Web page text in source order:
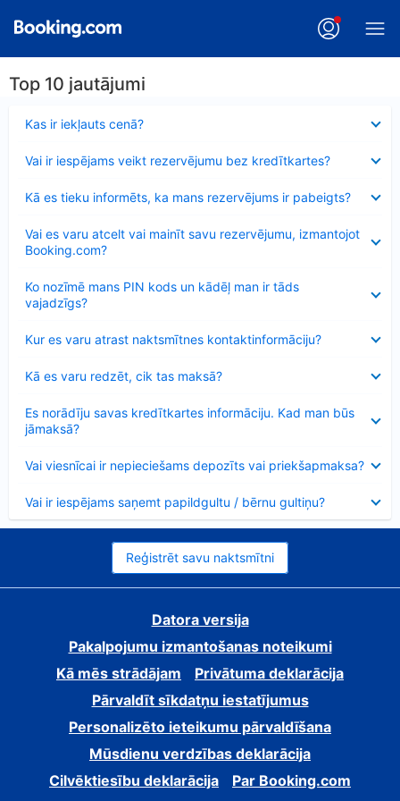
Top 10 jautājumi
Kas ir iekļauts cenā?
Vai ir iespējams veikt rezervējumu bez kredītkartes?
Kā es tieku informēts, ka mans rezervējums ir pabeigts?
Vai es varu atcelt vai mainīt savu rezervējumu, izmantojot
Booking.com?
Ko nozīmē mans PIN kods un kādēļ man ir tāds
vajadzīgs?
Kur es varu atrast naktsmītnes kontaktinformāciju?
Kā es varu redzēt, cik tas maksā?
Es norādīju savas kredītkartes informāciju. Kad man būs
jāmaksā?
Vai viesnīcai ir nepieciešams depozīts vai priekšapmaksa?
Vai ir iespējams saņemt papildgultu / bērnu gultiņu?
Reģistrēt savu naktsmītni
Datora versija
Pakalpojumu izmantošanas noteikumi
Kā mēs strādājam
Privātuma deklarācija
Pārvaldīt sīkdatņu iestatījumus
Personalizēto ieteikumu pārvaldīšana
Mūsdienu verdzības deklarācija
Cilvēktiesību deklarācija
Par Booking.com